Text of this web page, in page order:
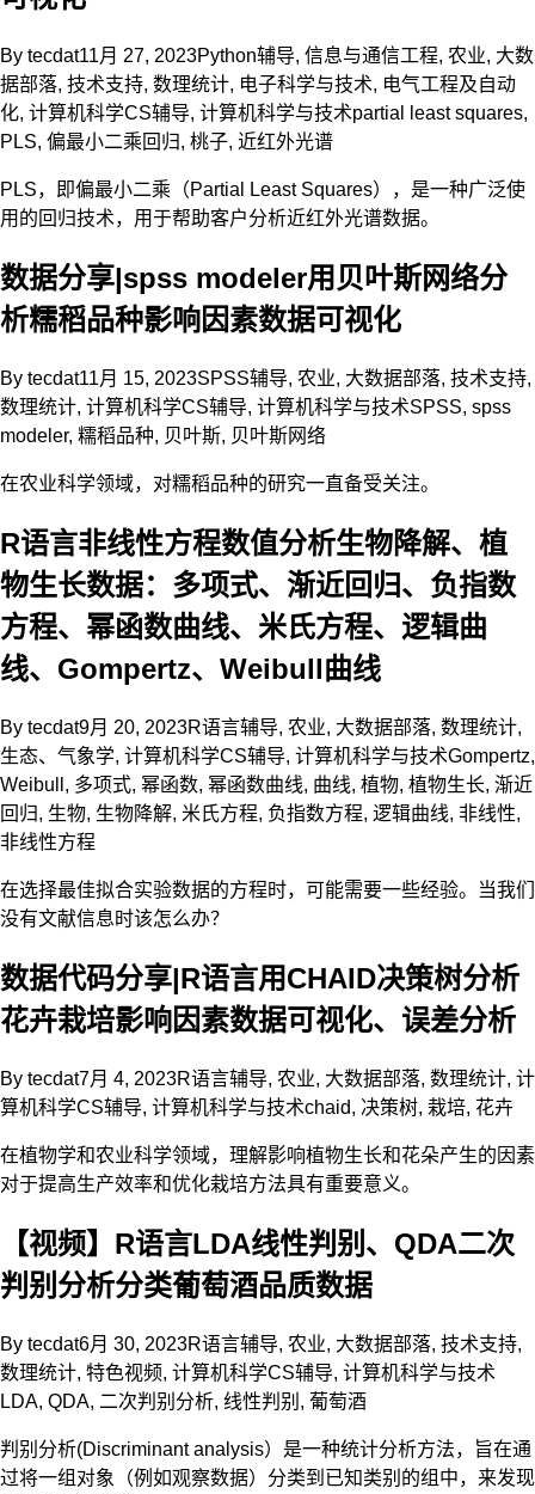
By tecdat11月 27, 2023Python辅导, 信息与通信工程, 农业, 大数
据部落, 技术支持, 数理统计, 电子科学与技术, 电气工程及自动
化, 计算机科学CS辅导, 计算机科学与技术partial least squares,
PLS, 偏最小二乘回归, 桃子, 近红外光谱
PLS，即偏最小二乘（Partial Least Squares），是一种广泛使
用的回归技术，用于帮助客户分析近红外光谱数据。
数据分享|spss modeler用贝叶斯网络分
析糯稻品种影响因素数据可视化
By tecdat11月 15, 2023SPSS辅导, 农业, 大数据部落, 技术支持,
数理统计, 计算机科学CS辅导, 计算机科学与技术SPSS, spss
modeler, 糯稻品种, 贝叶斯, 贝叶斯网络
在农业科学领域，对糯稻品种的研究一直备受关注。
R语言非线性方程数值分析生物降解、植
物生长数据：多项式、渐近回归、负指数
方程、幂函数曲线、米氏方程、逻辑曲
线、Gompertz、Weibull曲线
By tecdat9月 20, 2023R语言辅导, 农业, 大数据部落, 数理统计,
生态、气象学, 计算机科学CS辅导, 计算机科学与技术Gompertz,
Weibull , 多项式, 幂函数, 幂函数曲线, 曲线, 植物, 植物生长, 渐近
回归, 生物, 生物降解, 米氏方程, 负指数方程, 逻辑曲线, 非线性,
非线性方程
在选择最佳拟合实验数据的方程时，可能需要一些经验。当我们
没有文献信息时该怎么办？
数据代码分享|R语言用CHAID决策树分析
花卉栽培影响因素数据可视化、误差分析
By tecdat7月 4, 2023R语言辅导, 农业, 大数据部落, 数理统计, 计
算机科学CS辅导, 计算机科学与技术chaid, 决策树, 栽培, 花卉
在植物学和农业科学领域，理解影响植物生长和花朵产生的因素
对于提高生产效率和优化栽培方法具有重要意义。
【视频】R语言LDA线性判别、QDA二次
判别分析分类葡萄酒品质数据
By tecdat6月 30, 2023R语言辅导, 农业, 大数据部落, 技术支持,
数理统计, 特色视频, 计算机科学CS辅导, 计算机科学与技术
LDA, QDA, 二次判别分析, 线性判别 , 葡萄酒
判别分析(Discriminant analysis）是一种统计分析方法，旨在通
过将一组对象（例如观察数据）分类到已知类别的组中，来发现